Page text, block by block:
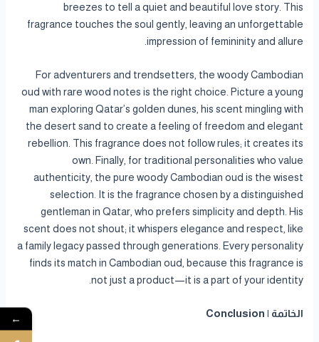
breezes to tell a quiet and beautiful love story. This
fragrance touches the soul gently, leaving an unforgettable
impression of femininity and allure.
For adventurers and trendsetters, the woody Cambodian
oud with rare wood notes is the right choice. Picture a young
man exploring Qatar’s golden dunes, his scent mingling with
the desert sand to create a feeling of freedom and elegant
rebellion. This fragrance does not follow rules; it creates its
own. Finally, for traditional personalities who value
authenticity, the pure woody Cambodian oud is the wisest
selection. It is the fragrance chosen by a distinguished
gentleman in Qatar, who prefers simplicity and depth. His
scent does not shout; it whispers elegance and respect, like
a family legacy passed through generations. Every personality
finds its match in Cambodian oud, because this fragrance is
not just a product—it is a part of your identity.
الخاتمة | Conclusion ←